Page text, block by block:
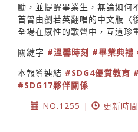
勵，並提醒畢業生，無論如何
首曾由劉若英翻唱的中文版〈
全場在感性的歌聲中，互道珍
關鍵字 #溫馨時刻 #畢業典禮
本報導連結 #SDG4優質教育
#SDG17夥伴關係
NO.1255 |
更新時